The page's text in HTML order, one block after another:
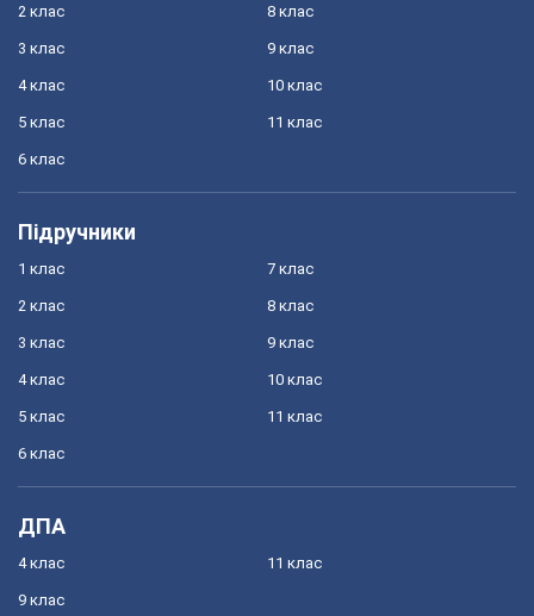
2 клас
3 клас
4 клас
5 клас
6 клас
8 клас
9 клас
10 клас
11 клас
Підручники
1 клас
2 клас
3 клас
4 клас
5 клас
6 клас
7 клас
8 клас
9 клас
10 клас
11 клас
ДПА
4 клас
9 клас
11 клас